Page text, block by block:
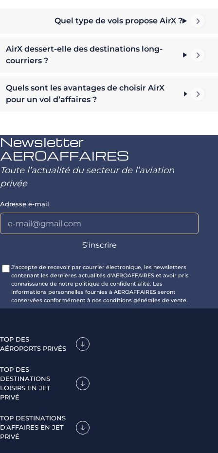
Quel type de vols propose AirX ?
AirX dessert-elle des destinations long-
courriers ?
Quels sont les avantages de choisir AirX
pour un vol d’affaires ?
Newsletter
AEROAFFAIRES
Toute l’actualité du secteur de l’aviation
privée
Adresse e-mail
J'accepte de recevoir par courrier électronique, les newsletters
contenant les dernières actualités d'AEROAFFAIRES et avoir pris
connaissance de notre politique de confidentialité. Les
informations personnelles fournies à AEROAFFAIRES seront
conservées conformément à nos conditions générales de vente.
TOP DES
AÉROPORTS PRIVÉS
TOP DES
DESTINATIONS
LOISIRS EN JET
PRIVÉ
TOP DESTINATIONS
D'AFFAIRES EN JET
PRIVÉ